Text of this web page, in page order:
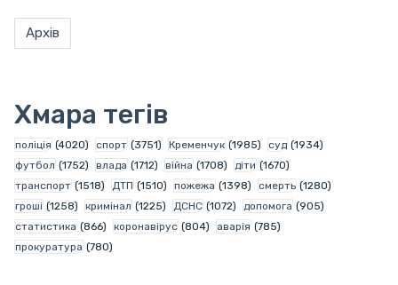
Архів
Хмара тегів
поліція (4020) спорт (3751) Кременчук (1985) суд (1934)
футбол (1752) влада (1712) війна (1708) діти (1670)
транспорт (1518) ДТП (1510) пожежа (1398) смерть (1280)
гроші (1258) кримінал (1225) ДСНС (1072) допомога (905)
статистика (866) коронавірус (804) аварія (785)
прокуратура (780)